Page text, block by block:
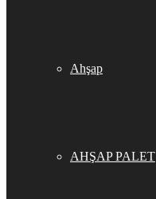
Ahşap
AHŞAP PALET